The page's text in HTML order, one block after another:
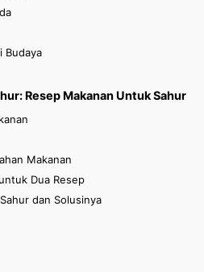
Budaya
Resep Makanan Untuk Sahur
Makanan
Dua Resep
dan Solusinya